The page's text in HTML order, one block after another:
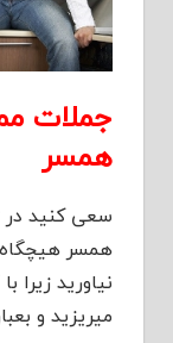
جملات
همسر
سعی کنید در
همسر هیچگاه
نیاورید
میریزید و